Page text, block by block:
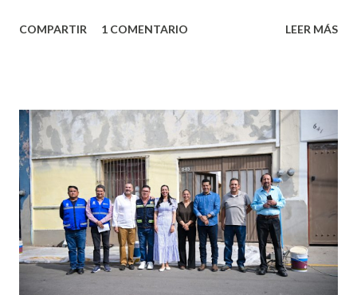
partes de ti que jamás hubieras imaginado. El problema es
conoces ni la mitad de lo que deberías saber. Pero incluso
quienes ya han tenido relaciones sexuales no son expertos
o expertas en el tema. Siempre hay algo nuevo que
aprender y nuevas experiencias que conocer. Si eres una
chica y aún no has tenido relaciones sexuales, tal vez
pienses que el sexo será increíble y no puedas esperar para
experimentarlo, pero como cualquier persona con
experiencia te dirá, siempre es mejor cuando ambas partes
COMPARTIR 1 COMENTARIO LEER MÁS